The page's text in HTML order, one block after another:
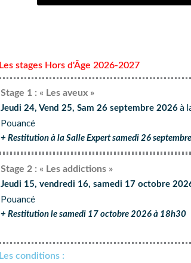
Les stages Hors d'Âge 2026-2027
Stage 1 : « Les aveux »
Jeudi 24, Vend 25, Sam 26 septembre 2026à
Pouancé
+ Restitution à la Salle Expert samedi 26
Stage 2 : « Les addictions »
Jeudi 15, vendredi 16, samedi 17 octobre
Pouancé
+ Restitution le samedi 17 octobre 2026 à 18h30
Les conditions :